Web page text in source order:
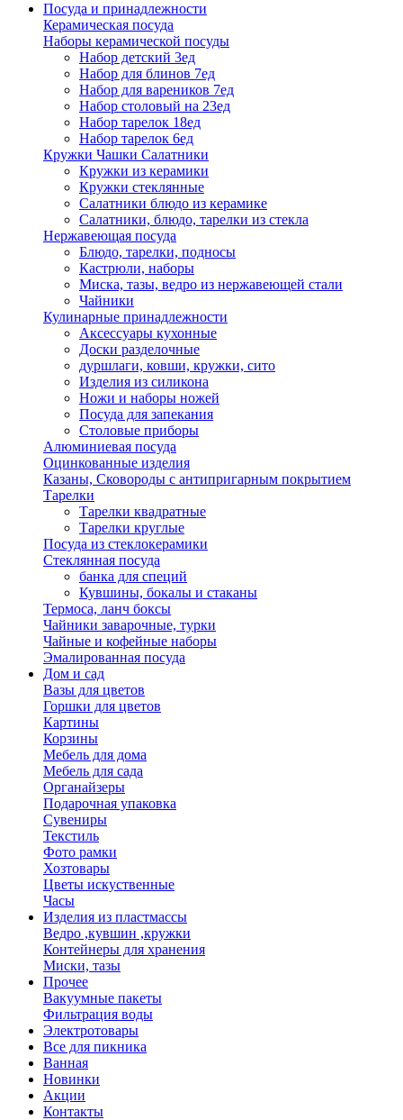
Посуда и принадлежности
Керамическая посуда
Наборы керамической посуды
Набор детский 3ед
Набор для блинов 7ед
Набор для вареников 7ед
Набор столовый на 23ед
Набор тарелок 18ед
Набор тарелок 6ед
Кружки Чашки Салатники
Кружки из керамики
Кружки стеклянные
Салатники блюдо из керамике
Салатники, блюдо, тарелки из стекла
Нержавеющая посуда
Блюдо, тарелки, подносы
Кастрюли, наборы
Миска, тазы, ведро из нержавеющей стали
Чайники
Кулинарные принадлежности
Аксессуары кухонные
Доски разделочные
дуршлаги, ковши, кружки, сито
Изделия из силикона
Ножи и наборы ножей
Посуда для запекания
Столовые приборы
Алюминиевая посуда
Оцинкованные изделия
Казаны, Сковороды с антипригарным покрытием
Тарелки
Тарелки квадратные
Тарелки круглые
Посуда из стеклокерамики
Стеклянная посуда
банка для специй
Кувшины, бокалы и стаканы
Термоса, ланч боксы
Чайники заварочные, турки
Чайные и кофейные наборы
Эмалированная посуда
Дом и сад
Вазы для цветов
Горшки для цветов
Картины
Корзины
Мебель для дома
Мебель для сада
Органайзеры
Подарочная упаковка
Сувениры
Текстиль
Фото рамки
Хозтовары
Цветы искуственные
Часы
Изделия из пластмассы
Ведро ,кувшин ,кружки
Контейнеры для хранения
Миски, тазы
Прочее
Вакуумные пакеты
Фильтрация воды
Электротовары
Все для пикника
Ванная
Новинки
Акции
Контакты